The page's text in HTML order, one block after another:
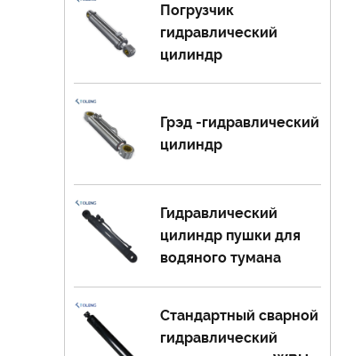
Погрузчик
гидравлический
цилиндр
Грэд -гидравлический
цилиндр
Гидравлический
цилиндр пушки для
водяного тумана
Стандартный сварной
гидравлический